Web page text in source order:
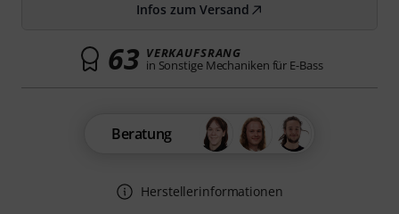
Infos zum Versand
63 VERKAUFSRANG
in Sonstige Mechaniken für E-Bass
Beratung
Herstellerinformationen